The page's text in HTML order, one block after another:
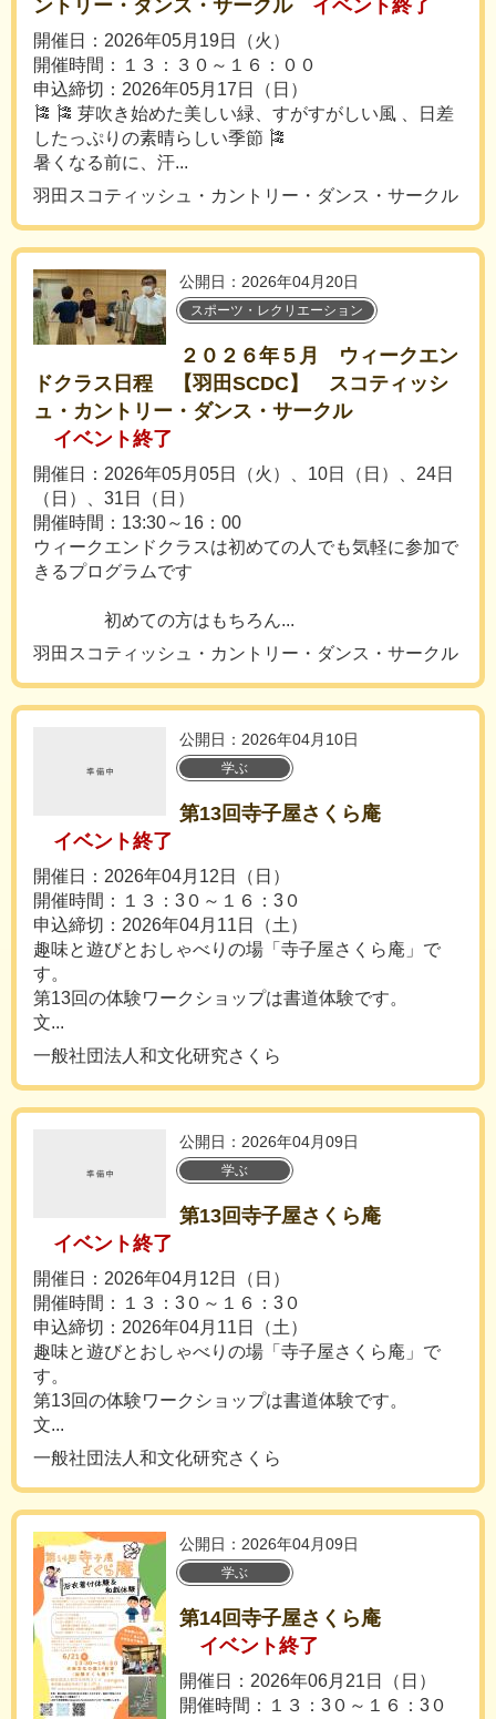
ントリー・ダンス・サークル イベント終了
開催日：2026年05月19日（火）
開催時間：１３：３０～１６：００
申込締切：2026年05月17日（日）
🎏 🎏 芽吹き始めた美しい緑、すがすがしい風 、日差
したっぷりの素晴らしい季節 🎏
暑くなる前に、汗...
羽田スコティッシュ・カントリー・ダンス・サークル
公開日：2026年04月20日
スポーツ・レクリエーション
２０２６年５月 ウィークエン
ドクラス日程 【羽田SCDC】 スコティッシ
ュ・カントリー・ダンス・サークル
イベント終了
開催日：2026年05月05日（火）、10日（日）、24日
（日）、31日（日）
開催時間：13:30～16：00
ウィークエンドクラスは初めての人でも気軽に参加で
きるプログラムです
初めての方はもちろん...
羽田スコティッシュ・カントリー・ダンス・サークル
公開日：2026年04月10日
学ぶ
第13回寺子屋さくら庵
イベント終了
開催日：2026年04月12日（日）
開催時間：１３：3０～１６：3０
申込締切：2026年04月11日（土）
趣味と遊びとおしゃべりの場「寺子屋さくら庵」で
す。
第13回の体験ワークショップは書道体験です。
文...
一般社団法人和文化研究さくら
公開日：2026年04月09日
学ぶ
第13回寺子屋さくら庵
イベント終了
開催日：2026年04月12日（日）
開催時間：１３：3０～１６：3０
申込締切：2026年04月11日（土）
趣味と遊びとおしゃべりの場「寺子屋さくら庵」で
す。
第13回の体験ワークショップは書道体験です。
文...
一般社団法人和文化研究さくら
公開日：2026年04月09日
学ぶ
第14回寺子屋さくら庵
イベント終了
開催日：2026年06月21日（日）
開催時間：１３：3０～１６：3０